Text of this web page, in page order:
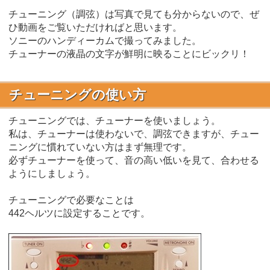
チューニング（調弦）は写真で見ても分からないので、ぜ
ひ動画をご覧いただければと思います。
ソニーのハンディーカムで撮ってみました。
チューナーの液晶の文字が鮮明に映ることにビックリ！
チューニングの使い方
チューニングでは、チューナーを使いましょう。
私は、チューナーは使わないで、調弦できますが、チュー
ニングに慣れていない方はまず無理です。
必ずチューナーを使って、音の高い低いを見て、合わせる
ようにしましょう。
チューニングで必要なことは
442ヘルツに設定することです。